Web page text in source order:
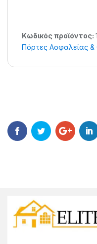
Κωδικός προϊόντος:
Πόρτες Ασφαλείας &